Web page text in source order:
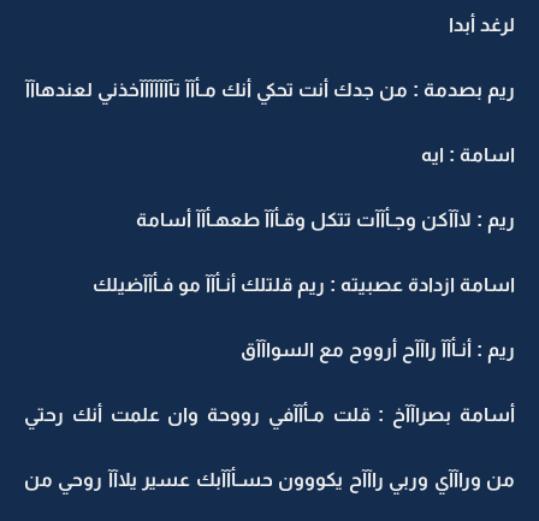
لرغد أبدا
ريم بصدمة : من جدك أنت تحكي أنك مـأآآ تآآآآآآآخذني لعندهاآآ
اسامة : ايه
ريم : لاآآكن وجـأآآت تتكل وقـأآآ طعهـأآآ أسامة
اسامة ازدادة عصبيته : ريم قلتلك أنـأآآ مو فـأآآضيلك
ريم : أنـأآآ راآآح أرووح مع السواآآق
أسامة بصراآآخ : قلت مـأآآفي رووحة وان علمت أنك رحتي
من وراآآي وربي راآآح يكووون حسـأآآبك عسير يلاآآ روحي من